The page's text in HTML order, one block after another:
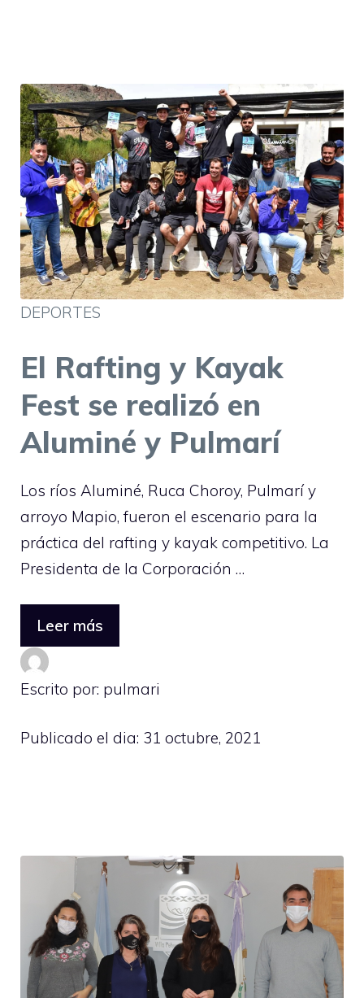
DEPORTES
El Rafting y Kayak
Fest se realizó en
Aluminé y Pulmarí
Los ríos Aluminé, Ruca Choroy, Pulmarí y
arroyo Mapio, fueron el escenario para la
práctica del rafting y kayak competitivo. La
Presidenta de la Corporación …
Leer más
Escrito por: pulmari
Publicado el dia: 31 octubre, 2021